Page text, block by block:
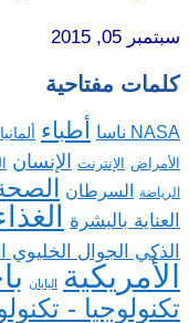
سبتمبر 05, 2015
كلمات مفتاحية
NASA ناسا أطباء ألمانيا
الأمراض الإنترنت الإنسان
الرياضة السرطان
العناية بالبشرة
الذكي الجوال الخليوي
الأمريكية
اليابان
تكنولوجيا -